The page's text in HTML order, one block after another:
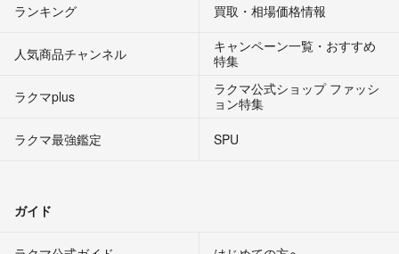
ランキング 買取・相場価格情報
人気商品チャンネル
キャンペーン一覧・おすすめ
特集
ラクマplus
ラクマ公式ショップ ファッシ
ョン特集
ラクマ最強鑑定
SPU
ガイド